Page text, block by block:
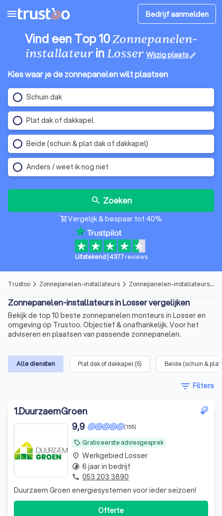
menu Bedrijf aanmelden
Vind een Top 10Zonnepanelen-
installateurinLosser Wijzig plaatsedit
Kies waar je de zonnepanelen wilt plaatsen
Schuin dak
Plat dak of dakkapel
Beide (schuin & plat dak of dakkapel)
Anders / weet ik nog niet
search Zoeken
shopping_cartVergelijk & bespaar tot 40%
Uitstekend| 4377 reviews
Trustoo arrow_forward_ios Zonnepanelen-installateurs arrow_forward_ios Zonnepanelen-installateurs in Losser
Zonnepanelen-installateurs in Losser vergelijken
Bekijk de top 10 beste zonnepanelen monteurs in Losser en
omgeving op Trustoo. Objectief & onafhankelijk. Voor het
adviseren en plaatsen van passende zonnepanelen.
Alle diensten Plat dak of dakkapel(5) Beide (schuin &
filter_list Filters
1.DuurzaemGroen
local_offer Gratis eerste adviesgesprek
(155)
9,9
Duurzaem Groen energiesystemen voor ieder seizoen!
Offerte
place Werkgebied Losser
timelapse 6 jaar in bedrijf
phone 053 203 3890